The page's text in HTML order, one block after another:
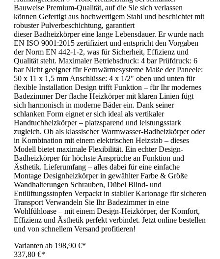
Bauweise Premium-Qualität, auf die Sie sich verlassen
können Gefertigt aus hochwertigem Stahl und beschichtet mit
robuster Pulverbeschichtung, garantiert
dieser Badheizkörper eine lange Lebensdauer. Er wurde nach
EN ISO 9001:2015 zertifiziert und entspricht den Vorgaben
der Norm EN 442-1-2, was für Sicherheit, Effizienz und
Qualität steht. Maximaler Betriebsdruck: 4 bar Prüfdruck: 6
bar Nicht geeignet für Fernwärmesysteme Maße der Paneele:
50 x 11 x 1,5 mm Anschlüsse: 4 x 1/2" oben und unten für
flexible Installation Design trifft Funktion – für Ihr modernes
Badezimmer Der flache Heizkörper mit klaren Linien fügt
sich harmonisch in moderne Bäder ein. Dank seiner
schlanken Form eignet er sich ideal als vertikaler
Handtuchheizkörper – platzsparend und leistungsstark
zugleich. Ob als klassischer Warmwasser-Badheizkörper oder
in Kombination mit einem elektrischen Heizstab – dieses
Modell bietet maximale Flexibilität. Ein echter Design-
Badheizkörper für höchste Ansprüche an Funktion und
Ästhetik. Lieferumfang – alles dabei für eine einfache
Montage Designheizkörper in gewählter Farbe & Größe
Wandhalterungen Schrauben, Dübel Blind- und
Entlüftungsstopfen Verpackt in stabiler Kartonage für sicheren
Transport Verwandeln Sie Ihr Badezimmer in eine
Wohlfühloase – mit einem Design-Heizkörper, der Komfort,
Effizienz und Ästhetik perfekt verbindet. Jetzt online bestellen
und von schnellem Versand profitieren!
Varianten ab 198,90 €*
337,80 €*